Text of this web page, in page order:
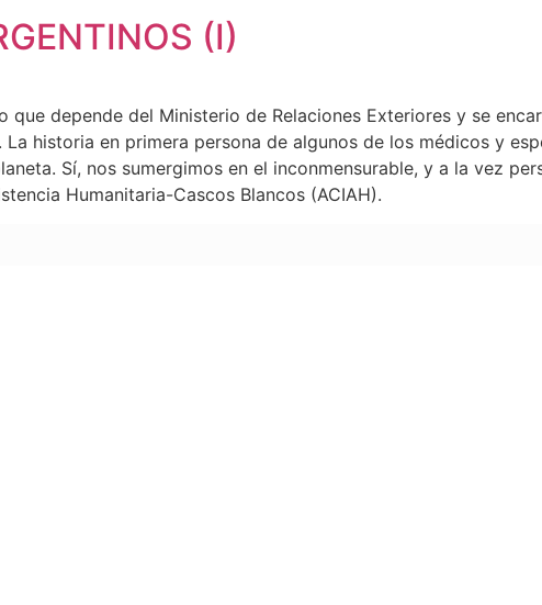
(I)
depende del Ministerio de Relaciones Exteriores y se
historia en primera persona de algunos de los médicos y
Sí, nos sumergimos en el inconmensurable, y a la vez
Humanitaria-Cascos Blancos (ACIAH).